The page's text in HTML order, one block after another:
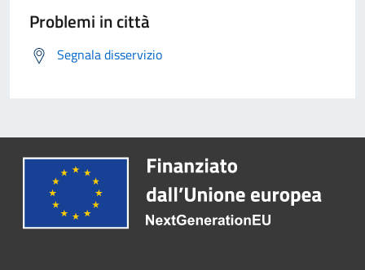
Problemi in città
Segnala disservizio